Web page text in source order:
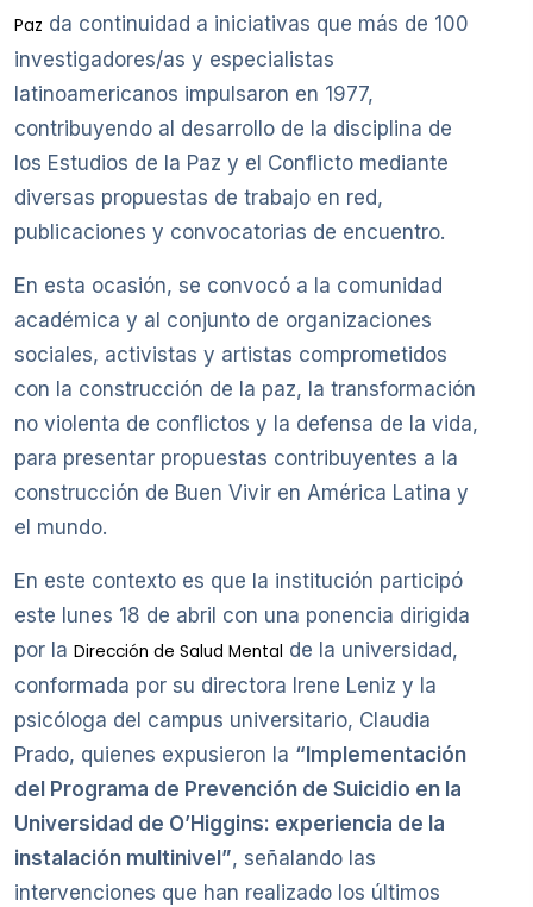
Paz da continuidad a iniciativas que más de 100
investigadores/as y especialistas
latinoamericanos impulsaron en 1977,
contribuyendo al desarrollo de la disciplina de
los Estudios de la Paz y el Conflicto mediante
diversas propuestas de trabajo en red,
publicaciones y convocatorias de encuentro.
En esta ocasión, se convocó a la comunidad
académica y al conjunto de organizaciones
sociales, activistas y artistas comprometidos
con la construcción de la paz, la transformación
no violenta de conflictos y la defensa de la vida,
para presentar propuestas contribuyentes a la
construcción de Buen Vivir en América Latina y
el mundo.
En este contexto es que la institución participó
este lunes 18 de abril con una ponencia dirigida
por la Dirección de Salud Mental de la universidad,
conformada por su directora Irene Leniz y la
psicóloga del campus universitario, Claudia
Prado, quienes expusieron la “Implementación
del Programa de Prevención de Suicidio en la
Universidad de O’Higgins: experiencia de la
instalación multinivel”, señalando las
intervenciones que han realizado los últimos